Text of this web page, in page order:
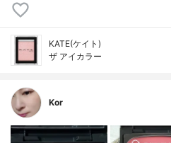
KATE(ケイト)
ザ アイカラー
Kor